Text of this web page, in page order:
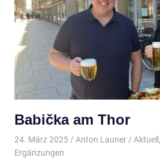
Babička am Thor
24. März 2025 Anton Launer Aktuell ,
Ergänzungen